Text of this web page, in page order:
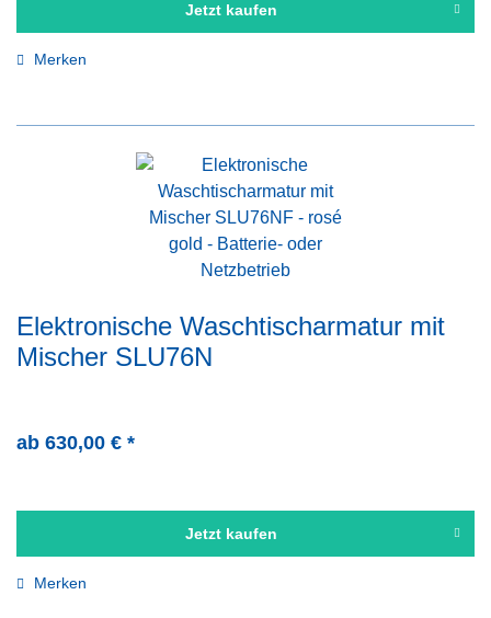
Jetzt kaufen
Merken
Elektronische Waschtischarmatur mit
Mischer SLU76N
ab 630,00 € *
Jetzt kaufen
Merken